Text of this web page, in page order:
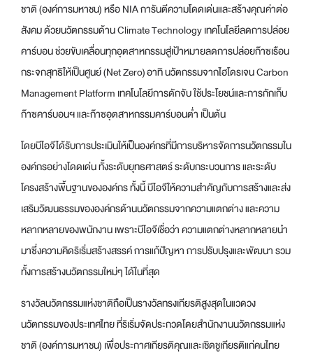
ชาติ (องค์การมหาชน) หรือ NIA การันตีความโดดเด่นและสร้างคุณค่าต่อ
สังคม ด้วยนวัตกรรมด้าน Climate Technology เทคโนโลยีลดการปล่อย
คาร์บอน ช่วยขับเคลื่อนทุกอุตสาหกรรมสู่เป้าหมายลดการปล่อยก๊าซเรือน
กระจกสุทธิให้เป็นศูนย์ (Net Zero) อาทิ นวัตกรรมจากไฮโดรเจน Carbon
Management Platform เทคโนโลยีการดักจับ ใช้ประโยชน์และการกักเก็บ
ก๊าซคาร์บอนฯ และก๊าซอุตสาหกรรมคาร์บอนต่ำ เป็นต้น
โดยบีไอจีได้รับการประเมินให้เป็นองค์กรที่มีการบริหารจัดการนวัตกรรมใน
องค์กรอย่างโดดเด่น ทั้งระดับยุทธศาสตร์ ระดับกระบวนการ และระดับ
โครงสร้างพื้นฐานขององค์กร ทั้งนี้ บีไอจีให้ความสำคัญกับการสร้างและส่ง
เสริมวัฒนธรรมขององค์กรด้านนวัตกรรมจากความแตกต่าง และความ
หลากหลายของพนักงาน เพราะบีไอจีเชื่อว่า ความแตกต่างหลากหลายนำ
มาซึ่งความคิดริเริ่มสร้างสรรค์ การแก้ปัญหา การปรับปรุงและพัฒนา รวม
ทั้งการสร้างนวัตกรรมใหม่ๆ ได้ในที่สุด
รางวัลนวัตกรรมแห่งชาติถือเป็นรางวัลทรงเกียรติสูงสุดในแวดวง
นวัตกรรมของประเทศไทย ที่ริเริ่มจัดประกวดโดยสำนักงานนวัตกรรมแห่ง
ชาติ (องค์การมหาชน) เพื่อประกาศเกียรติคุณและเชิดชูเกียรติแก่คนไทย